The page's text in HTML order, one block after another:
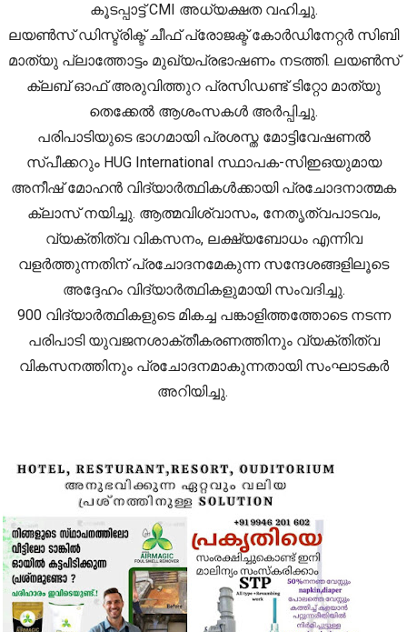
കൂടപ്പാട്ട് CMI അധ്യക്ഷത വഹിച്ചു.
ലയൺസ് ഡിസ്ട്രിക്ട് ചീഫ് പ്രോജക്ട് കോർഡിനേറ്റർ സിബി
മാത്യു പ്ലാത്തോട്ടം മുഖ്യപ്രഭാഷണം നടത്തി. ലയൺസ്
ക്ലബ് ഓഫ് അരുവിത്തുറ പ്രസിഡണ്ട് ടിറ്റോ മാത്യു
തെക്കേൽ ആശംസകൾ അർപ്പിച്ചു.
പരിപാടിയുടെ ഭാഗമായി പ്രശസ്ത മോട്ടിവേഷണൽ
സ്പീക്കറും HUG International സ്ഥാപക-സിഇഒയുമായ
അനീഷ് മോഹൻ വിദ്യാർത്ഥികൾക്കായി പ്രചോദനാത്മക
ക്ലാസ് നയിച്ചു. ആത്മവിശ്വാസം, നേതൃത്വപാടവം,
വ്യക്തിത്വ വികസനം, ലക്ഷ്യബോധം എന്നിവ
വളർത്തുന്നതിന് പ്രചോദനമേകുന്ന സന്ദേശങ്ങളിലൂടെ
അദ്ദേഹം വിദ്യാർത്ഥികളുമായി സംവദിച്ചു.
900 വിദ്യാർത്ഥികളുടെ മികച്ച പങ്കാളിത്തത്തോടെ നടന്ന
പരിപാടി യുവജനശാക്തീകരണത്തിനും വ്യക്തിത്വ
വികസനത്തിനും പ്രചോദനമാകുന്നതായി സംഘാടകർ
അറിയിച്ചു.